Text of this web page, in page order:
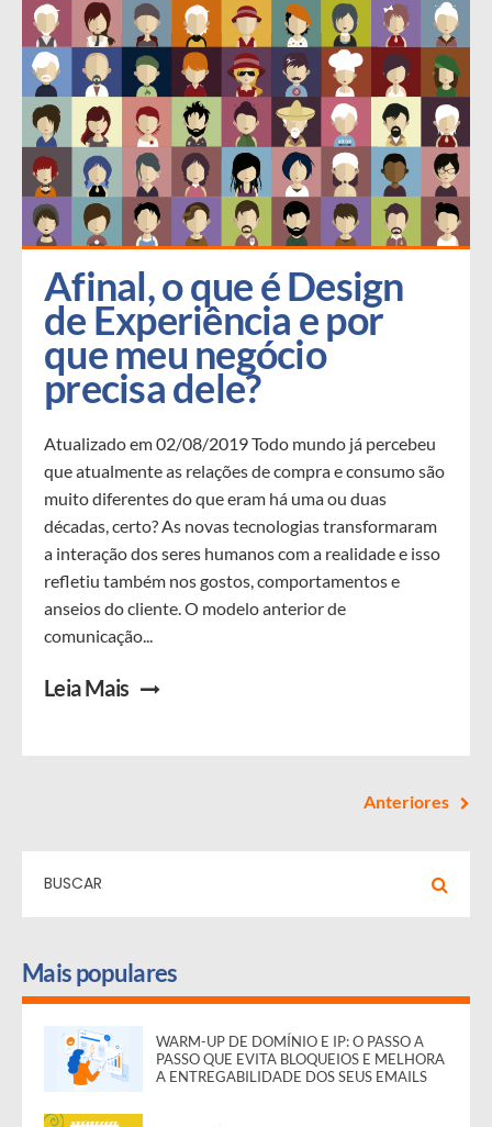
Afinal, o que é Design
de Experiência e por
que meu negócio
precisa dele?
Atualizado em 02/08/2019 Todo mundo já percebeu
que atualmente as relações de compra e consumo são
muito diferentes do que eram há uma ou duas
décadas, certo? As novas tecnologias transformaram
a interação dos seres humanos com a realidade e isso
refletiu também nos gostos, comportamentos e
anseios do cliente. O modelo anterior de
comunicação...
Leia Mais
Anteriores
Mais populares
WARM-UP DE DOMÍNIO E IP: O PASSO A
PASSO QUE EVITA BLOQUEIOS E MELHORA
A ENTREGABILIDADE DOS SEUS EMAILS